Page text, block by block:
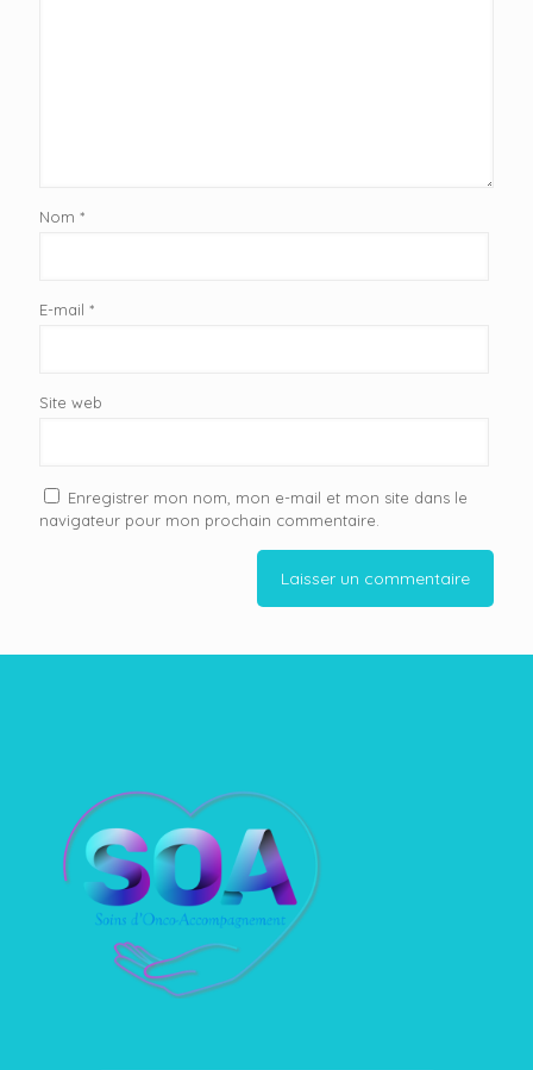
Nom *
E-mail *
Site web
Enregistrer mon nom, mon e-mail et mon site dans le
navigateur pour mon prochain commentaire.